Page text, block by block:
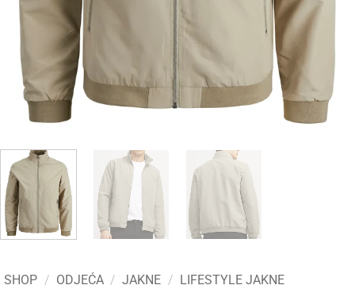
SHOP / ODJEĆA / JAKNE / LIFESTYLE JAKNE